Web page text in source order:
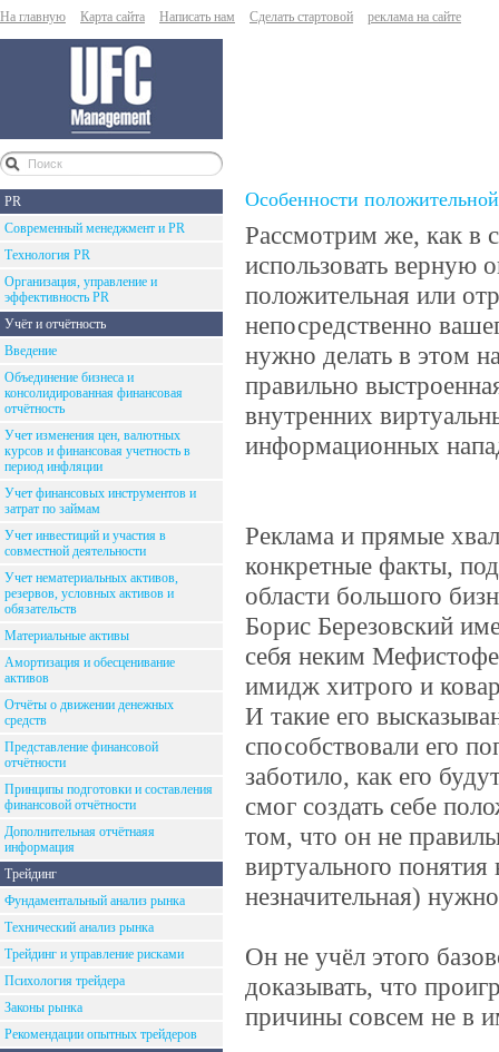
На главную Карта сайта Написать нам Сделать стартовой реклама на сайте
PR
Современный менеджмент и PR
Технология PR
Организация, управление и
эффективность PR
Учёт и отчётность
Введение
Объединение бизнеса и
консолидированная финансовая
отчётность
Учет изменения цен, валютных
курсов и финансовая учетность в
период инфляции
Учет финансовых инструментов и
затрат по займам
Учет инвестиций и участия в
совместной деятельности
Учет нематериальных активов,
резервов, условных активов и
обязательств
Материальные активы
Амортизация и обесценивание
активов
Отчёты о движении денежных
средств
Представление финансовой
отчётности
Принципы подготовки и составления
финансовой отчётности
Дополнительная отчётнаяя
информация
Трейдинг
Фундаментальный анализ рынка
Технический анализ рынка
Трейдинг и управление рисками
Психология трейдера
Законы рынка
Рекомендации опытных трейдеров
Особенности
Рассмотрим же, как в
использовать верную
положительная или
непосредственно
нужно делать в этом
правильно
внутренних
информационных
Реклама и прямые
конкретные факты,
области большого
Борис Березовский
себя неким
имидж хитрого и
И такие его
способствовали его
заботило, как его
смог создать себе
том, что он не
виртуального понятия
незначительная)
Он не учёл этого
доказывать, что
причины совсем не в